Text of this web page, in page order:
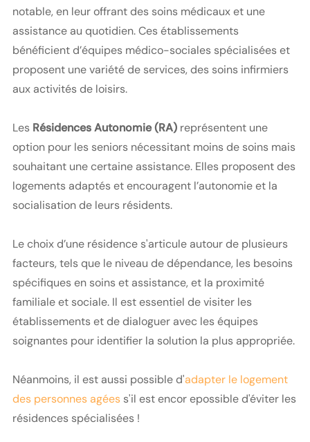
notable, en leur offrant des soins médicaux et une
assistance au quotidien. Ces établissements
bénéficient d’équipes médico-sociales spécialisées et
proposent une variété de services, des soins infirmiers
aux activités de loisirs.
Les Résidences Autonomie (RA) représentent une
option pour les seniors nécessitant moins de soins mais
souhaitant une certaine assistance. Elles proposent des
logements adaptés et encouragent l’autonomie et la
socialisation de leurs résidents.
Le choix d’une résidence s'articule autour de plusieurs
facteurs, tels que le niveau de dépendance, les besoins
spécifiques en soins et assistance, et la proximité
familiale et sociale. Il est essentiel de visiter les
établissements et de dialoguer avec les équipes
soignantes pour identifier la solution la plus appropriée.
Néanmoins, il est aussi possible d'adapter le logement
des personnes agées s'il est encor epossible d'éviter les
résidences spécialisées !